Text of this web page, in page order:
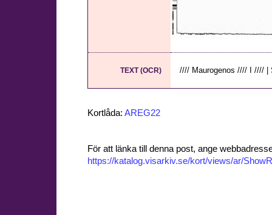
TEXT (OCR) //// Maurogenos //// I //// |
Kortlåda: AREG22
För att länka till denna post, ange
https://katalog.visarkiv.se/kort/views/ar/